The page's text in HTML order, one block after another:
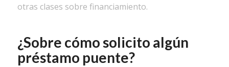
otras clases sobre financiamiento.
¿Sobre cómo solicito algún
préstamo puente?